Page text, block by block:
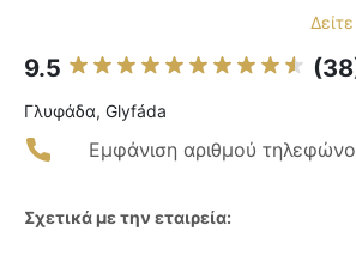
9.5
Γλυφάδα, Glyfáda
Εμφάνιση αριθμού
Σχετικά με την εταιρεία: